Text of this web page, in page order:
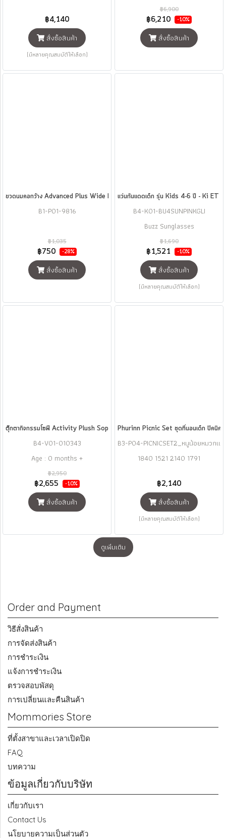
฿4,140
สั่งซื้อสินค้า
(มีหลายคุณสมบัติให้เลือก)
฿6,900
฿6,210 -10%
สั่งซื้อสินค้า
ขวดนมคอกว้าง Advanced Plus Wide Neck ขนาด 8 ออนซ์ แพ็ค 3 ขวด แบรนด์ Pur
B1-P01-9816
฿1,035
฿750 -28%
สั่งซื้อสินค้า
แว่นกันแดดเด็ก รุ่น Kids 4-6 ปี - Ki ET
B4-K01-BU4SUNPINKGLI
Buzz Sunglasses
฿1,690
฿1,521 -10%
สั่งซื้อสินค้า
(มีหลายคุณสมบัติให้เลือก)
ตุ๊กตากิจกรรมโซฟี Activity Plush Sophie la girafe
B4-V01-010343
Age : 0 months +
฿2,950
฿2,655 -10%
สั่งซื้อสินค้า
Phurinn Picnic Set ชุดที่นอนเด็ก ปิคนิคเ
B3-P04-PICNICSET2_หนูน้อยหมวกแ
ดง_ผ้าคอตตอน มีหมอน
1840 1521 2140 1791
฿2,140
สั่งซื้อสินค้า
(มีหลายคุณสมบัติให้เลือก)
ดูเพิ่มเติม
Order and Payment
วิธีสั่งสินค้า
การจัดส่งสินค้า
การชำระเงิน
แจ้งการชำระเงิน
ตรวจสอบพัสดุ
การเปลี่ยนและคืนสินค้า
Mommories Store
ที่ตั้งสาขาและเวลาเปิดปิด
FAQ
บทความ
ข้อมูลเกี่ยวกับบริษัท
เกี่ยวกับเรา
Contact Us
นโยบายความเป็นส่วนตัว